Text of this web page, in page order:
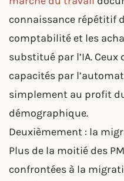
connaissance répétitif
comptabilité et les
substitué par l’IA.
capacités par
simplement au profit
démographique.
Deuxièmement : la
Plus de la moitié des
confrontées à la